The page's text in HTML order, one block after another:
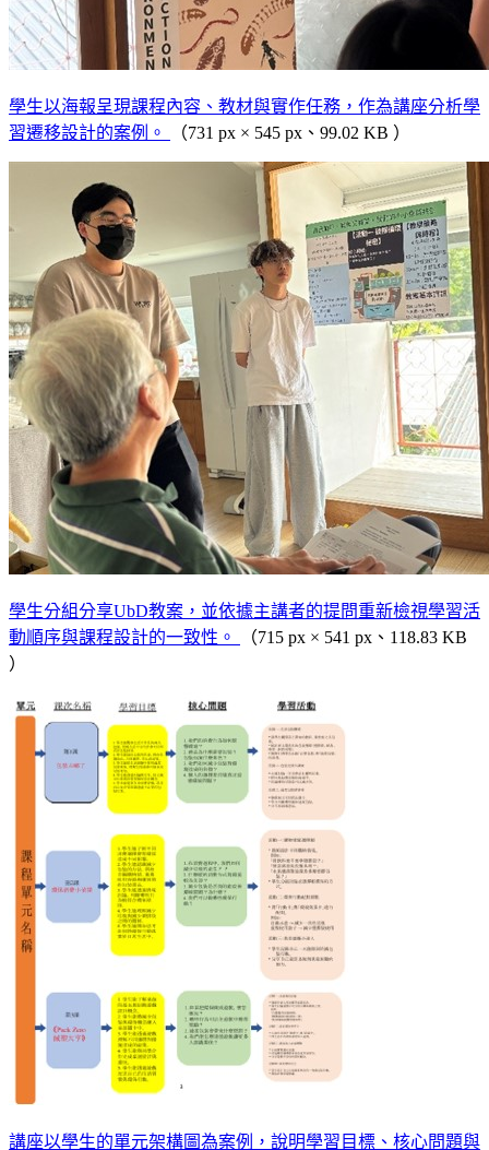
學生以海報呈現課程內容、教材與實作任務，作為講座分析學
習遷移設計的案例。
（731 px × 545 px、99.02 KB ）
學生分組分享UbD教案，並依據主講者的提問重新檢視學習活
動順序與課程設計的一致性。
（715 px × 541 px、118.83 KB
）
講座以學生的單元架構圖為案例，說明學習目標、核心問題與